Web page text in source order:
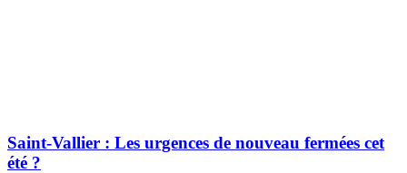
Saint-Vallier : Les urgences de nouveau fermées cet
été ?